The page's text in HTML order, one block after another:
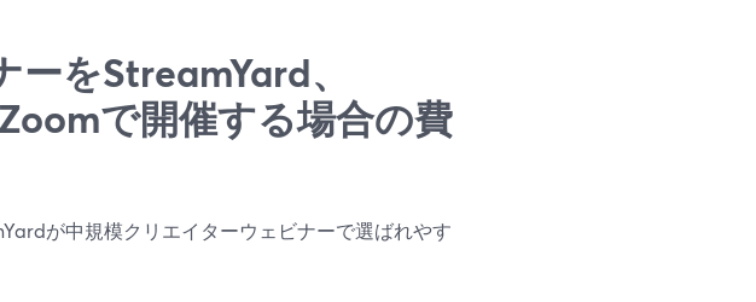
をStreamYard、
で開催する場合の費
が中規模クリエイターウェビナーで選ばれやす